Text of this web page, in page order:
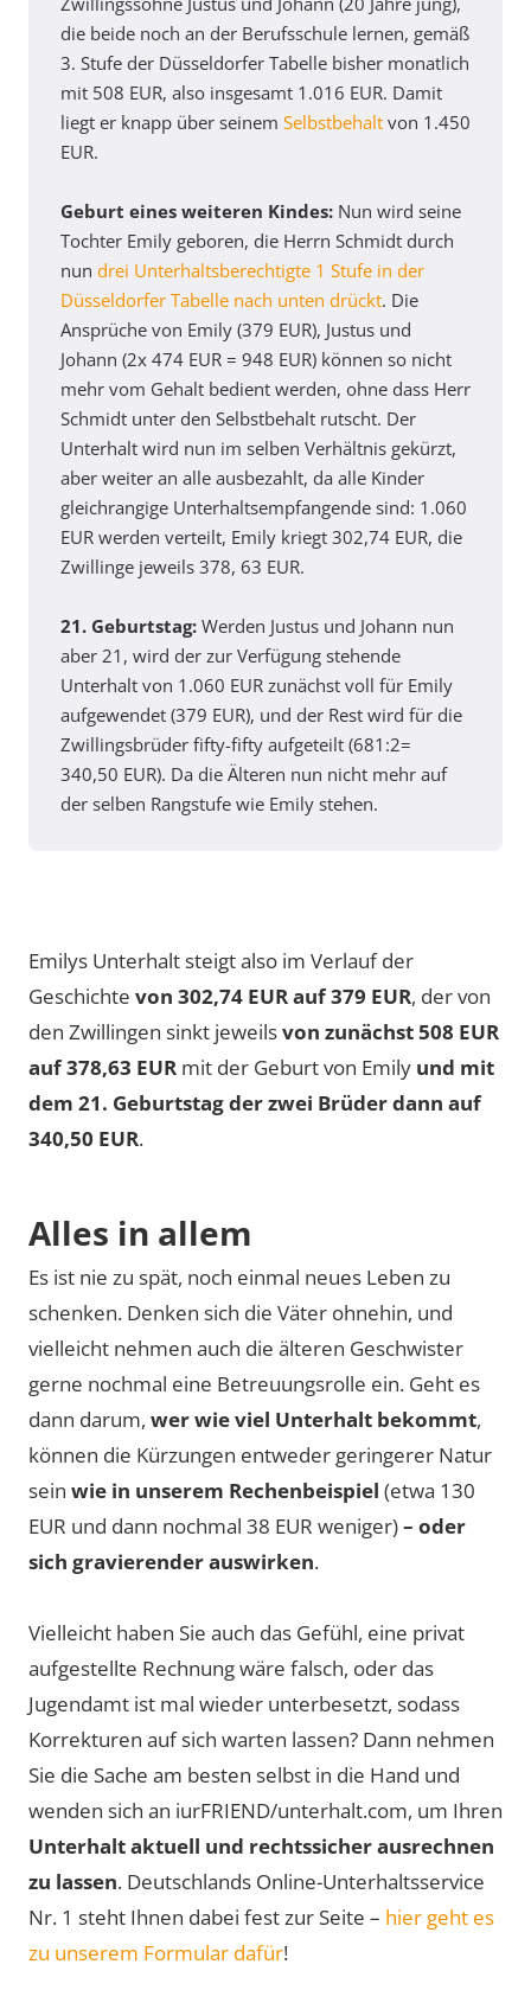
die beide noch an der Berufsschule lernen, gemäß
3. Stufe der Düsseldorfer Tabelle bisher monatlich
mit 508 EUR, also insgesamt 1.016 EUR. Damit
liegt er knapp über seinem Selbstbehalt von 1.450
EUR.
Geburt eines weiteren Kindes: Nun wird seine
Tochter Emily geboren, die Herrn Schmidt durch
nun drei Unterhaltsberechtigte 1 Stufe in der
Düsseldorfer Tabelle nach unten drückt. Die
Ansprüche von Emily (379 EUR), Justus und
Johann (2x 474 EUR = 948 EUR) können so nicht
mehr vom Gehalt bedient werden, ohne dass Herr
Schmidt unter den Selbstbehalt rutscht. Der
Unterhalt wird nun im selben Verhältnis gekürzt,
aber weiter an alle ausbezahlt, da alle Kinder
gleichrangige Unterhaltsempfangende sind: 1.060
EUR werden verteilt, Emily kriegt 302,74 EUR, die
Zwillinge jeweils 378, 63 EUR.
21. Geburtstag: Werden Justus und Johann nun
aber 21, wird der zur Verfügung stehende
Unterhalt von 1.060 EUR zunächst voll für Emily
aufgewendet (379 EUR), und der Rest wird für die
Zwillingsbrüder fifty-fifty aufgeteilt (681:2=
340,50 EUR). Da die Älteren nun nicht mehr auf
der selben Rangstufe wie Emily stehen.
Emilys Unterhalt steigt also im Verlauf der
Geschichte von 302,74 EUR auf 379 EUR, der von
den Zwillingen sinkt jeweilsvon zunächst 508 EUR
auf 378,63 EUR mit der Geburt von Emily und mit
dem 21. Geburtstag der zwei Brüder dann auf
340,50 EUR.
Alles in allem
Es ist nie zu spät, noch einmal neues Leben zu
schenken. Denken sich die Väter ohnehin, und
vielleicht nehmen auch die älteren Geschwister
gerne nochmal eine Betreuungsrolle ein. Geht es
dann darum, wer wie viel Unterhalt bekommt,
können die Kürzungen entweder geringerer Natur
sein wie in unserem Rechenbeispiel (etwa 130
EUR und dann nochmal 38 EUR weniger)– oder
sich gravierender auswirken.
Vielleicht haben Sie auch das Gefühl, eine privat
aufgestellte Rechnung wäre falsch, oder das
Jugendamt ist mal wieder unterbesetzt, sodass
Korrekturen auf sich warten lassen? Dann nehmen
Sie die Sache am besten selbst in die Hand und
wenden sich an iurFRIEND/unterhalt.com, um Ihren
Unterhalt aktuell und rechtssicher ausrechnen
zu lassen. Deutschlands Online-Unterhaltsservice
Nr. 1 steht Ihnen dabei fest zur Seite – hier geht es
zu unserem Formular dafür!